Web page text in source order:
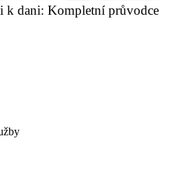
k dani: Kompletní průvodce